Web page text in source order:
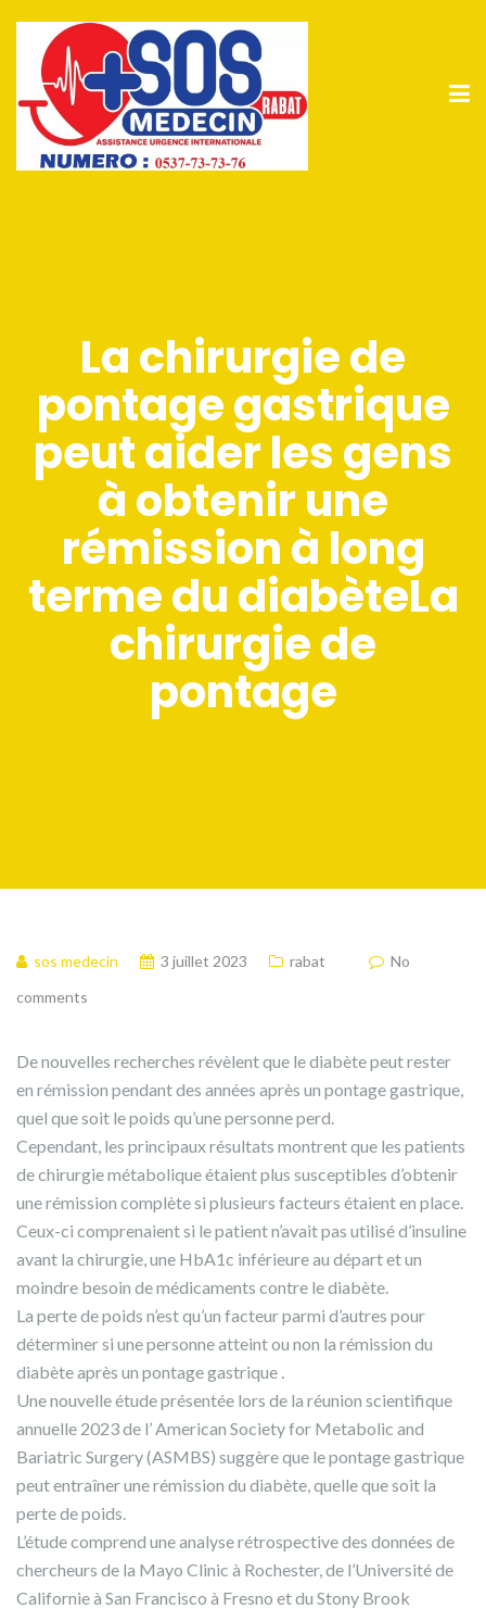
La chirurgie de
pontage gastrique
peut aider les gens
à obtenir une
rémission à long
terme du diabèteLa
chirurgie de
pontage
sos medecin 3 juillet 2023 rabat
No
comments
De nouvelles recherches révèlent que le diabète peut rester
en rémission pendant des années après un pontage gastrique,
quel que soit le poids qu’une personne perd.
Cependant, les principaux résultats montrent que les patients
de chirurgie métabolique étaient plus susceptibles d’obtenir
une rémission complète si plusieurs facteurs étaient en place.
Ceux-ci comprenaient si le patient n’avait pas utilisé d’insuline
avant la chirurgie, une HbA1c inférieure au départ et un
moindre besoin de médicaments contre le diabète.
La perte de poids n’est qu’un facteur parmi d’autres pour
déterminer si une personne atteint ou non la rémission du
diabète après un pontage gastrique .
Une nouvelle étude présentée lors de la réunion scientifique
annuelle 2023 de l’ American Society for Metabolic and
Bariatric Surgery (ASMBS) suggère que le pontage gastrique
peut entraîner une rémission du diabète, quelle que soit la
perte de poids.
L’étude comprend une analyse rétrospective des données de
chercheurs de la Mayo Clinic à Rochester, de l’Université de
Californie à San Francisco à Fresno et du Stony Brook